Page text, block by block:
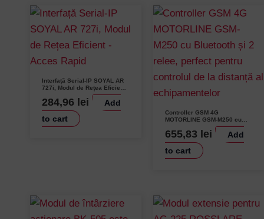
Interfață Serial-IP SOYAL AR
727i, Modul de Rețea Eficient
284,96 lei
Add
to cart
Controller GSM 4G
MOTORLINE GSM-M250 cu
Bluetooth, 2 Relee și Card
SIM Inclus
655,83 lei
Add
to cart